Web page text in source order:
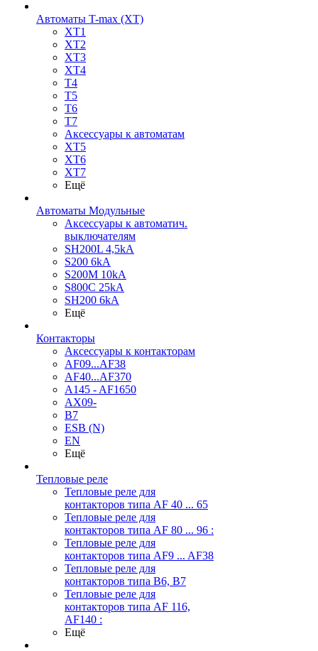
Автоматы T-max (XT)
XT1
XT2
XT3
XT4
T4
T5
T6
T7
Аксессуары к автоматам
XT5
XT6
XT7
Ещё
Автоматы Модульные
Аксессуары к автоматич.
выключателям
SH200L 4,5kA
S200 6kA
S200M 10kA
S800C 25kA
SH200 6kA
Ещё
Контакторы
Аксессуары к контакторам
AF09...AF38
AF40...AF370
A145 - AF1650
AX09-
B7
ESB (N)
EN
Ещё
Тепловые реле
Тепловые реле для
контакторов типа AF 40 ... 65
Тепловые реле для
контакторов типа AF 80 ... 96 :
Тепловые реле для
контакторов типа AF9 ... AF38
Тепловые реле для
контакторов типа В6, В7
Тепловые реле для
контакторов типа AF 116,
AF140 :
Ещё